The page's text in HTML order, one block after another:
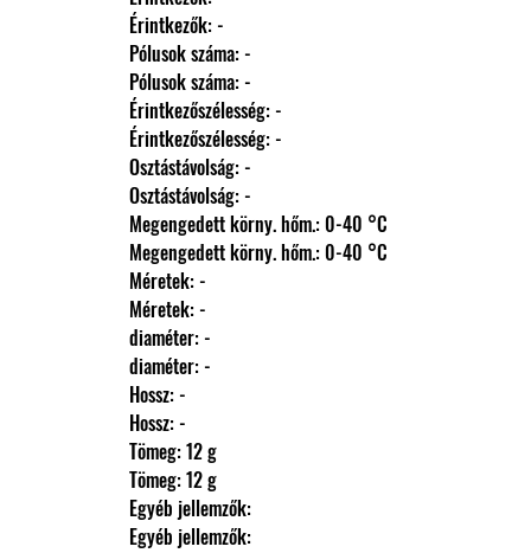
                Érintkezők: -
                Pólusok száma: -
                Pólusok száma: -
                Érintkezőszélesség: -
                Érintkezőszélesség: -
                Osztástávolság: -
                Osztástávolság: -
                Megengedett körny. hőm.: 0-40 °C
                Megengedett körny. hőm.: 0-40 °C
                Méretek: -
                Méretek: -
                diaméter: -
                diaméter: -
                Hossz: -
                Hossz: -
                Tömeg: 12 g
                Tömeg: 12 g
                Egyéb jellemzők:
                Egyéb jellemzők: